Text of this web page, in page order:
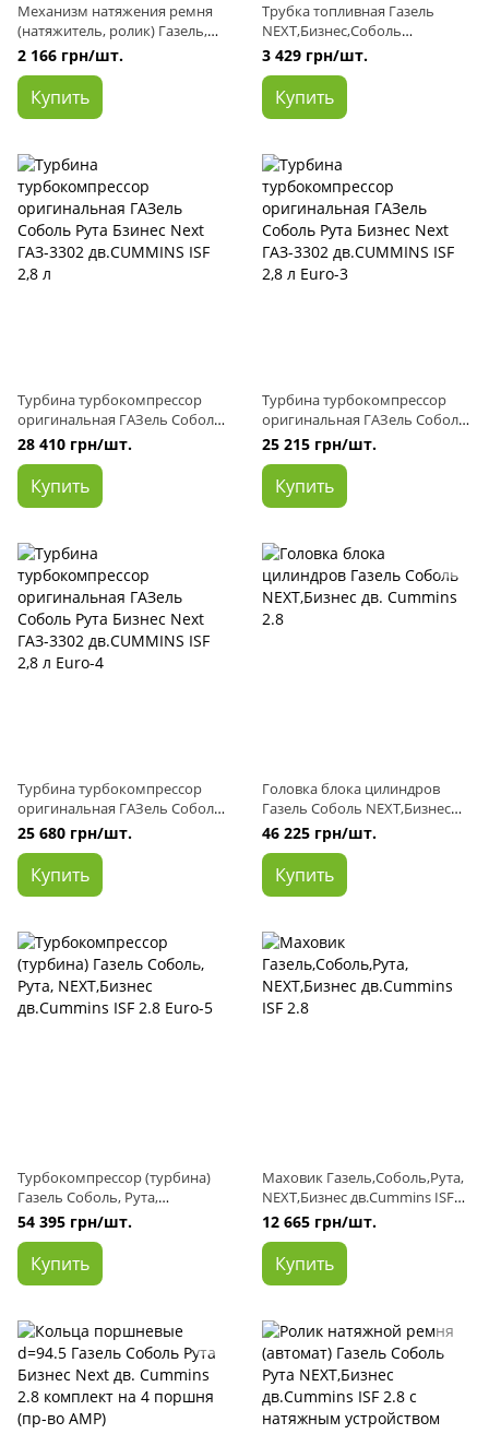
Механизм натяжения ремня
(натяжитель, ролик) Газель,
Бизнес, Соболь,NEXT дв.
Cummins ISF 2.8 (пр-во
Cummins)
2 166 грн/шт.
Купить
Трубка топливная Газель
NEXT,Бизнес,Соболь
дв.Cummins ISF 2.8 магистраль
обратка от форсунок
3 429 грн/шт.
Купить
Турбина турбокомпрессор
оригинальная ГАЗель Соболь
Рута Бзинес Next ГАЗ-3302
дв.CUMMINS ISF 2,8 л
28 410 грн/шт.
Купить
Турбина турбокомпрессор
оригинальная ГАЗель Соболь
Рута Бизнес Next ГАЗ-3302
дв.CUMMINS ISF 2,8 л Euro-3
25 215 грн/шт.
Купить
Турбина турбокомпрессор
оригинальная ГАЗель Соболь
Рута Бизнес Next ГАЗ-3302
дв.CUMMINS ISF 2,8 л Euro-4
25 680 грн/шт.
Купить
Головка блока цилиндров
Газель Соболь NEXT,Бизнес
дв. Cummins 2.8
46 225 грн/шт.
Купить
Турбокомпрессор (турбина)
Газель Соболь, Рута,
NEXT,Бизнес дв.Cummins ISF
2.8 Euro-5
54 395 грн/шт.
Купить
Маховик Газель,Соболь,Рута,
NEXT,Бизнес дв.Cummins ISF
2.8
12 665 грн/шт.
Купить